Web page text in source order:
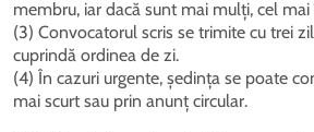
membru, iar dacă sunt mai mulți, cel mai
(3) Convocatorul scris se trimite cu trei
cuprindă ordinea de zi.
(4) În cazuri urgente, ședința se poate
mai scurt sau prin anunț circular.